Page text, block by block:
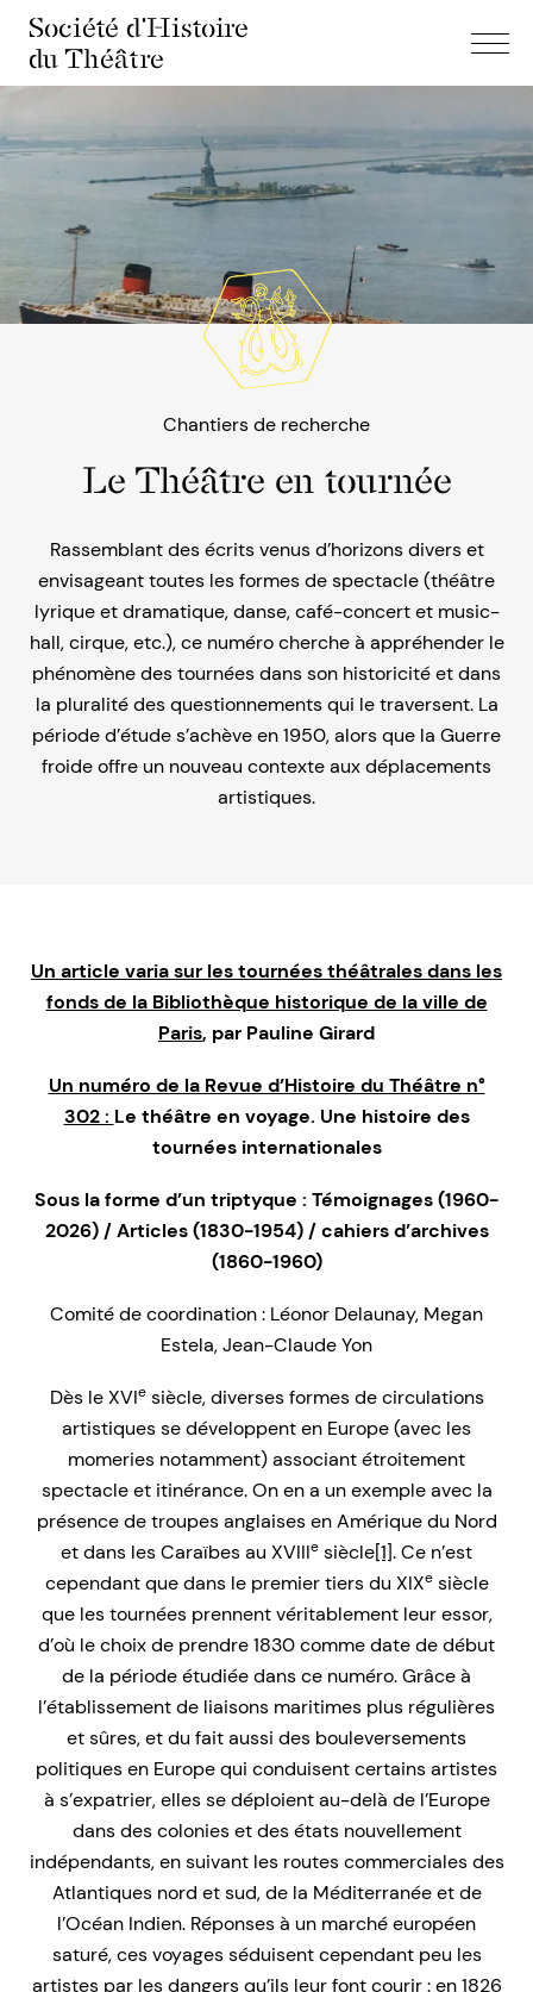
Société d'Histoire
du Théâtre
Chantiers de recherche
Le Théâtre en tournée
Rassemblant des écrits venus d’horizons divers et
envisageant toutes les formes de spectacle (théâtre
lyrique et dramatique, danse, café-concert et music-
hall, cirque, etc.), ce numéro cherche à appréhender le
phénomène des tournées dans son historicité et dans
la pluralité des questionnements qui le traversent. La
période d’étude s’achève en 1950, alors que la Guerre
froide offre un nouveau contexte aux déplacements
artistiques.
Un article varia sur les tournées théâtrales dans les
fonds de la Bibliothèque historique de la ville de
Paris, par Pauline Girard
Un numéro de la Revue d’Histoire du Théâtre n°
302 : Le théâtre en voyage. Une histoire des
tournées internationales
Sous la forme d’un triptyque : Témoignages (1960-
2026) / Articles (1830-1954) / cahiers d’archives
(1860-1960)
Comité de coordination : Léonor Delaunay, Megan
Estela, Jean-Claude Yon
Dès le XVIesiècle, diverses formes de circulations
artistiques se développent en Europe (avec les
momeries notamment) associant étroitement
spectacle et itinérance. On en a un exemple avec la
présence de troupes anglaises en Amérique du Nord
et dans les Caraïbes au XVIIIe siècle[1]. Ce n’est
cependant que dans le premier tiers du XIXesiècle
que les tournées prennent véritablement leur essor,
d’où le choix de prendre 1830 comme date de début
de la période étudiée dans ce numéro. Grâce à
l’établissement de liaisons maritimes plus régulières
et sûres, et du fait aussi des bouleversements
politiques en Europe qui conduisent certains artistes
à s’expatrier, elles se déploient au-delà de l’Europe
dans des colonies et des états nouvellement
indépendants, en suivant les routes commerciales des
Atlantiques nord et sud, de la Méditerranée et de
l’Océan Indien. Réponses à un marché européen
saturé, ces voyages séduisent cependant peu les
artistes par les dangers qu’ils leur font courir : en 1826